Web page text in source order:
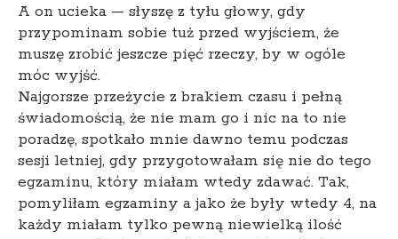
A on ucieka — słyszę z tyłu głowy, gdy
przypominam sobie tuż przed wyjściem, że
muszę zrobić jeszcze pięć rzeczy, by w ogóle
móc wyjść.
Najgorsze przeżycie z brakiem czasu i pełną
świadomością, że nie mam go i nic na to nie
poradzę, spotkało mnie dawno temu podczas
sesji letniej, gdy przygotowałam się nie do tego
egzaminu, który miałam wtedy zdawać. Tak,
pomyliłam egzaminy a jako że były wtedy 4, na
każdy miałam tylko pewną niewielką ilość